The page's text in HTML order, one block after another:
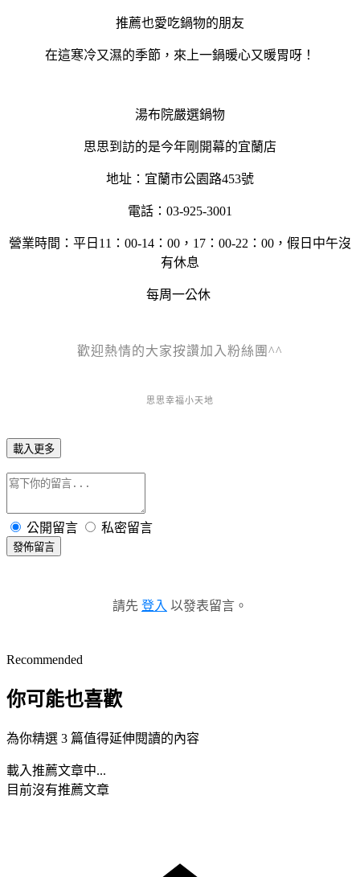
推薦也愛吃鍋物的朋友
在這寒冷又濕的季節，來上一鍋暖心又暖胃呀！
湯布院嚴選鍋物
思思到訪的是今年剛開幕的宜蘭店
地址：宜蘭市公園路453號
電話：03-925-3001
營業時間：平日11：00-14：00，17：00-22：00，假日中午沒
有休息
每周一公休
歡迎熱情的大家按讚加入粉絲團^^
思思幸福小天地
載入更多
公開留言 私密留言
發佈留言
請先 登入 以發表留言。
Recommended
你可能也喜歡
為你精選 3 篇值得延伸閱讀的內容
載入推薦文章中...
目前沒有推薦文章